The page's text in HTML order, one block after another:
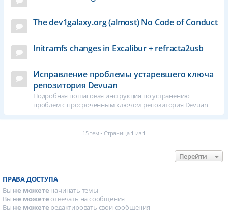
The dev1galaxy.org (almost) No Code of Conduct
Initramfs changes in Excalibur + refracta2usb
Исправление проблемы устаревшего ключа
репозитория Devuan
Подробная пошаговая инструкция по устранению
проблем с просроченным ключом репозитория Devuan
15 тем • Страница 1 из 1
Перейти
ПРАВА ДОСТУПА
Вы не можете начинать темы
Вы не можете отвечать на сообщения
Вы не можете редактировать свои сообщения